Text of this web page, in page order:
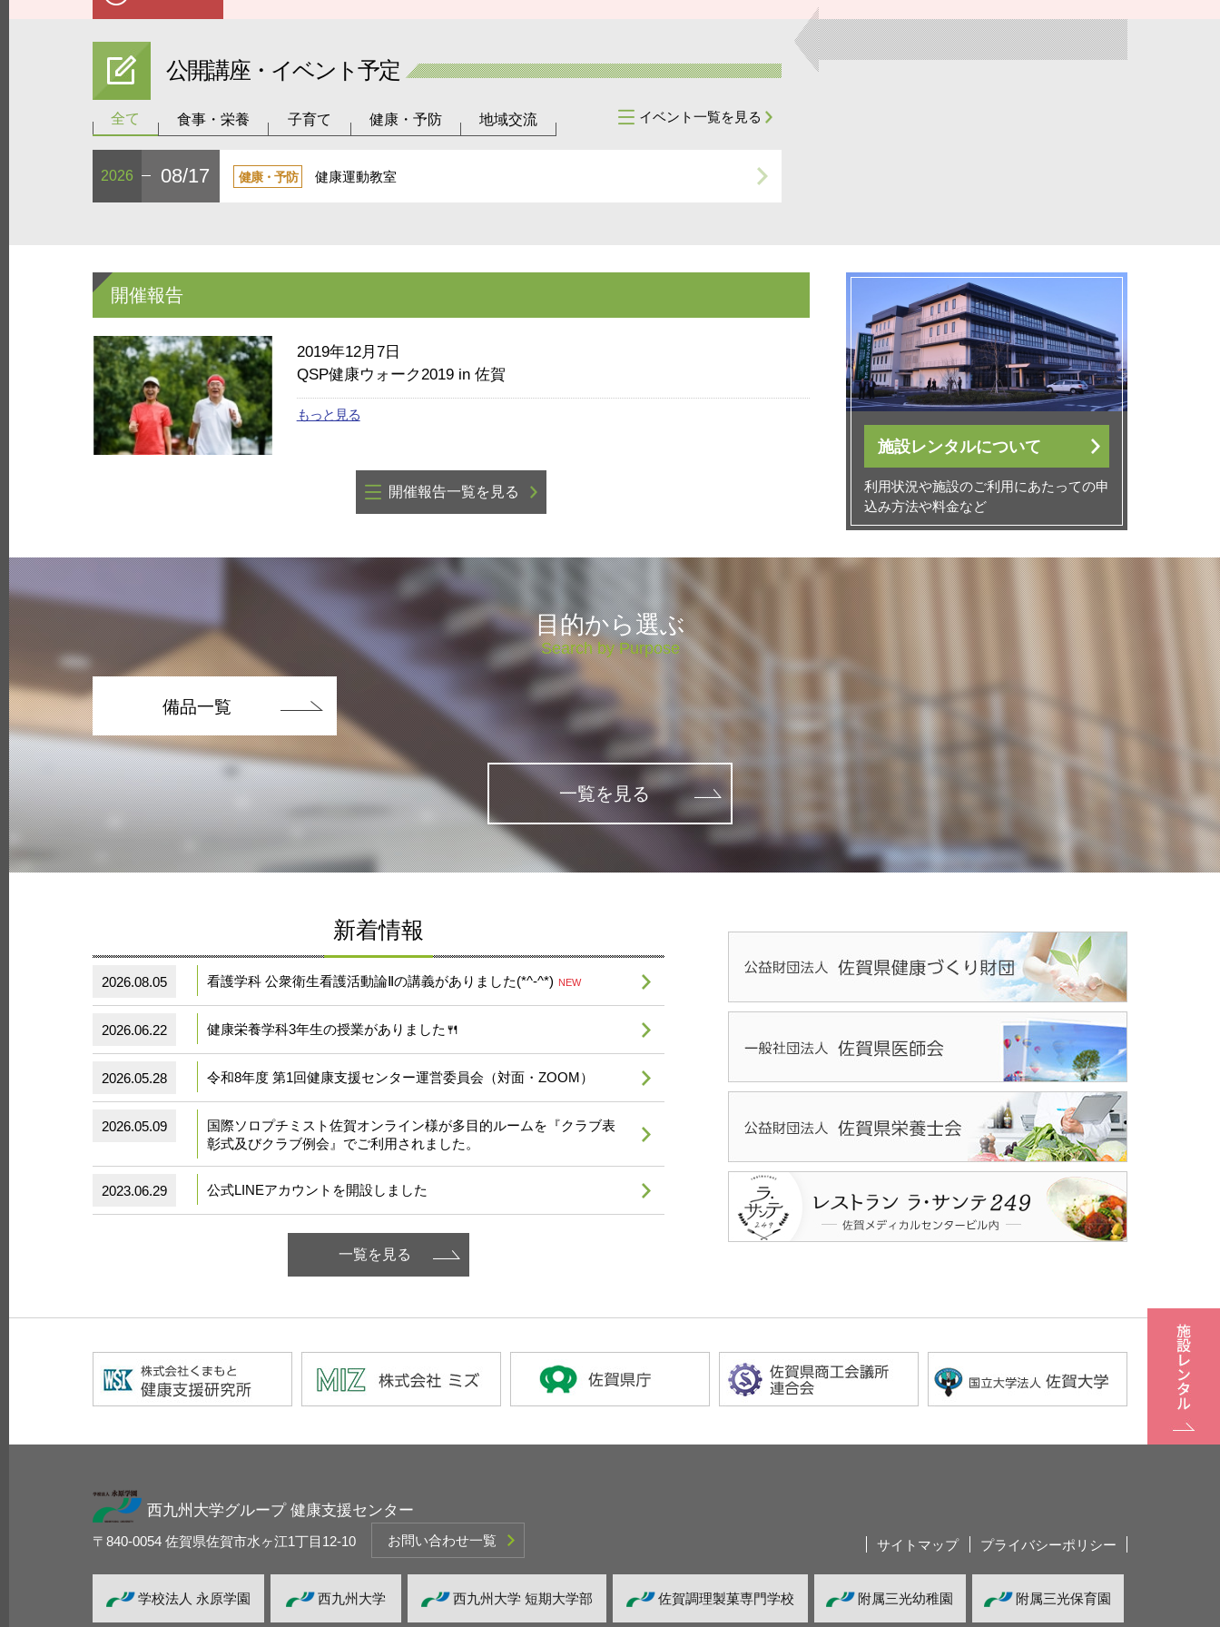
公開講座・イベント予定
全て 食事・栄養 子育て 健康・予防 地域交流
2026 08/17 健康・予防 健康運動教室
イベント一覧を見る
開催報告
2019年12月7日
QSP健康ウォーク2019 in 佐賀
もっと見る
開催報告一覧を見る
施設レンタルについて
利用状況や施設のご利用にあたっての申
込み方法や料金など
目的から選ぶ
Search by Purpose
備品一覧
一覧を見る
新着情報
2026.08.05 看護学科 公衆衛生看護活動論Ⅱの講義がありました(*^-^*) NEW
2026.06.22 健康栄養学科3年生の授業がありました🍴
2026.05.28 令和8年度 第1回健康支援センター運営委員会（対面・ZOOM）
2026.05.09
国際ソロプチミスト佐賀オンライン様が多目的ルームを『クラブ表
彰式及びクラブ例会』でご利用されました。
2023.06.29 公式LINEアカウントを開設しました
一覧を見る
西九州大学グループ 健康支援センター
〒840-0054 佐賀県佐賀市水ヶ江1丁目12-10 お問い合わせ一覧 サイトマップ プライバシーポリシー
学校法人 永原学園 西九州大学 西九州大学 短期大学部 佐賀調理製菓専門学校 附属三光幼稚園 附属三光保育園